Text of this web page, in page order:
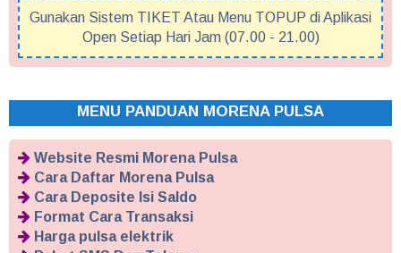
Gunakan Sistem TIKET Atau Menu TOPUP di Aplikasi
Open Setiap Hari Jam (07.00 - 21.00)
MENU PANDUAN MORENA PULSA
Website Resmi Morena Pulsa
Cara Daftar Morena Pulsa
Cara Deposite Isi Saldo
Format Cara Transaksi
Harga pulsa elektrik